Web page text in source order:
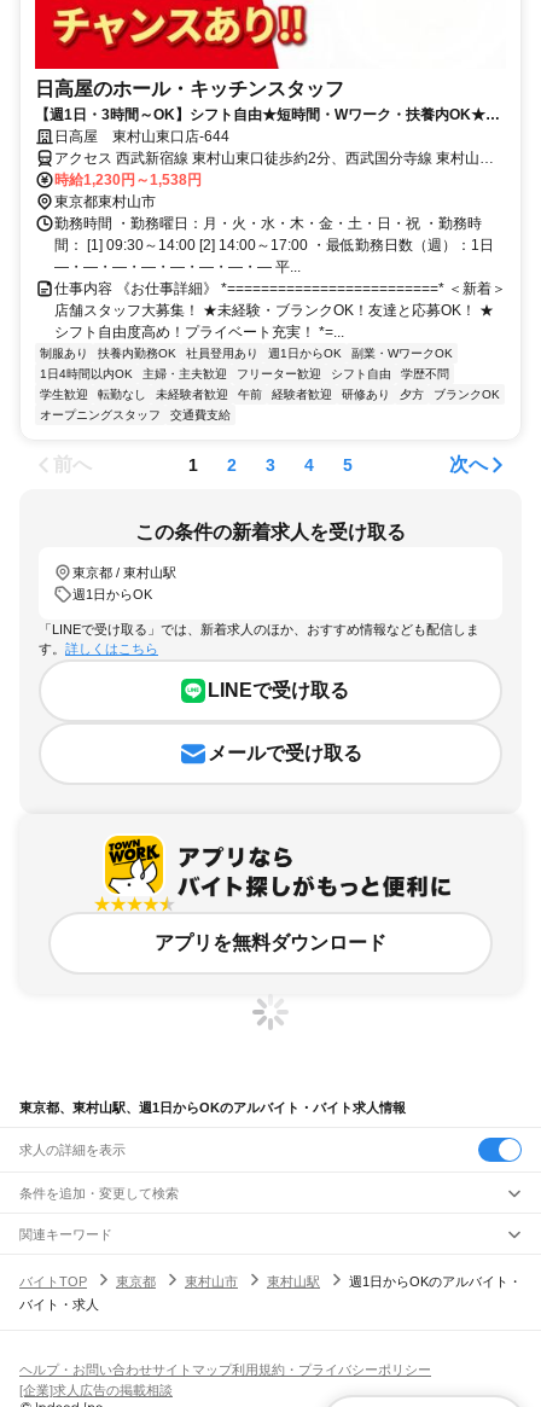
日高屋のホール・キッチンスタッフ
【週1日・3時間～OK】シフト自由★短時間・Wワーク・扶養内OK★食
事補助あり
日高屋 東村山東口店-644
アクセス 西武新宿線 東村山東口徒歩約2分、西武国分寺線 東村山東
口徒歩約2分、西武園線 東村山東口徒歩約2分
時給1,230円～1,538円
東京都東村山市
勤務時間 ・勤務曜日：月・火・水・木・金・土・日・祝 ・勤務時
間： [1] 09:30～14:00 [2] 14:00～17:00 ・最低勤務日数（週）：1日
―・―・―・―・―・―・―・― 平...
仕事内容 《お仕事詳細》 *=========================* ＜新着＞
店舗スタッフ大募集！ ★未経験・ブランクOK！友達と応募OK！ ★
シフト自由度高め！プライベート充実！ *=...
制服あり 扶養内勤務OK 社員登用あり 週1日からOK
副業・WワークOK
1日4時間以内OK
主婦・主夫歓迎 フリーター歓迎 シフト自由
学歴不問
学生歓迎
転勤なし 未経験者歓迎 午前 経験者歓迎 研修あり 夕方
ブランクOK
オープニングスタッフ
交通費支給
前へ 1 2 3 4 5 次へ
この条件の新着求人を受け取る
東京都 / 東村山駅
週1日からOK
「LINEで受け取る」では、新着求人のほか、おすすめ情報なども配信しま
す。 詳しくはこちら
LINEで受け取る
メールで受け取る
アプリを無料ダウンロード
東京都、東村山駅、週1日からOKのアルバイト・バイト求人情報
求人の詳細を表示
条件を追加・変更して検索
市区町村を追加・変更
東京都すべて
東京23区
江戸川区
八王子市立川市武蔵野市 昭島市調布市町田市小金井市
駅を追加・変更
JR山手線
大崎駅五反田駅目黒駅恵比寿駅 代々木駅
職種を追加・変更
飲食・フードサービスすべて
ホールスタッフキッチンスタッフ
人気
雇用形態を追加・変更
関連キーワード
バイトTOP
東京都 東村山市 東村山駅
週1日からOKのアルバイト・
バイト・求人
ヘルプ・お問い合わせサイトマップ利用規約・プライバシーポリシー
[企業]求人広告の掲載相談